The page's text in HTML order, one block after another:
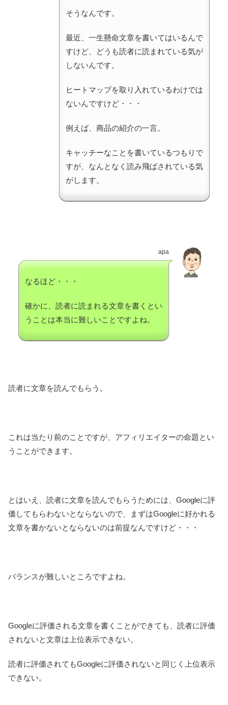
そうなんです。
最近、一生懸命文章を書いてはいるんで
すけど、どうも読者に読まれている気が
しないんです。
ヒートマップを取り入れているわけでは
ないんですけど・・・
例えば、商品の紹介の一言。
キャッチーなことを書いているつもりで
すが、なんとなく読み飛ばされている気
がします。
apa
なるほど・・・
確かに、読者に読まれる文章を書くとい
うことは本当に難しいことですよね。
読者に文章を読んでもらう。
これは当たり前のことですが、アフィリエイターの命題とい
うことができます。
とはいえ、読者に文章を読んでもらうためには、Googleに評
価してもらわないとならないので、まずはGoogleに好かれる
文章を書かないとならないのは前提なんですけど・・・
バランスが難しいところですよね。
Googleに評価される文章を書くことができても、読者に評価
されないと文章は上位表示できない。
読者に評価されてもGoogleに評価されないと同じく上位表示
できない。